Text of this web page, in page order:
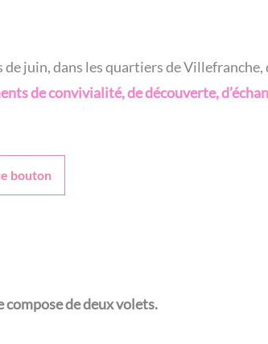
juin, dans les quartiers de Villefranche,
de convivialité, de découverte,
bouton
compose de deux volets.